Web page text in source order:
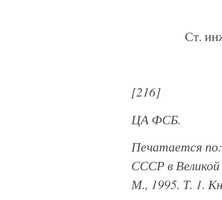
Ст.
[216]
ЦА ФСБ.
Печатается
СССР в
М., 1995. Т. 1.